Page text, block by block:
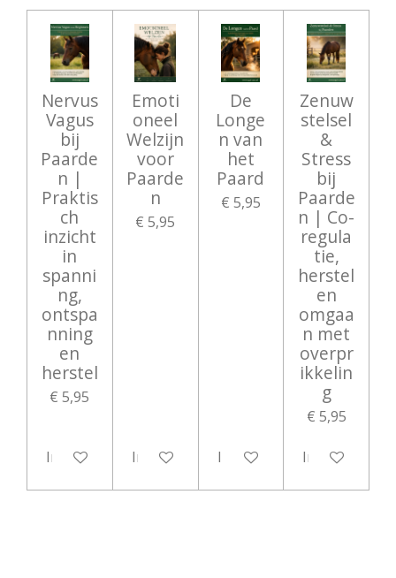
Nervus
Vagus
bij
Paarde
n |
Praktis
ch
inzicht
in
spanni
ng,
ontspa
nning
en
herstel
€ 5,95
In winkelwagen
Emoti
oneel
Welzijn
voor
Paarde
n
€ 5,95
In winkelwagen
De
Longe
n van
het
Paard
€ 5,95
In winkelwagen
Zenuw
stelsel
&
Stress
bij
Paarde
n | Co-
regula
tie,
herstel
en
omgaa
n met
overpr
ikkelin
g
€ 5,95
In